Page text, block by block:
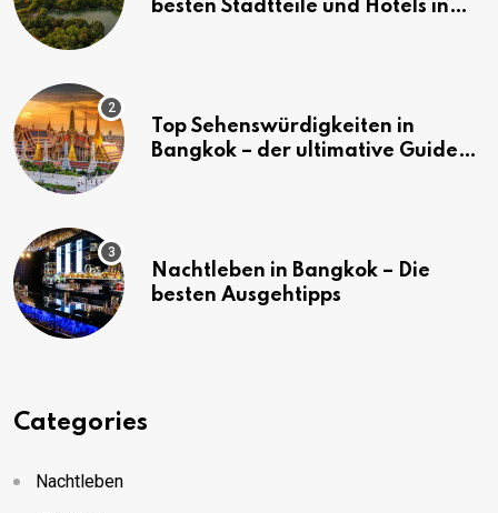
besten Stadtteile und Hotels in
Top Sehenswürdigkeiten in
Bangkok – der ultimative Guide
Nachtleben in Bangkok – Die
besten Ausgehtipps
Categories
Nachtleben